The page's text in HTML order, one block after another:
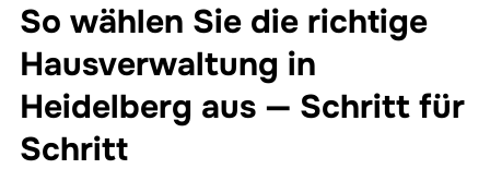
So wählen Sie die richtige
Hausverwaltung in
Heidelberg aus — Schritt für
Schritt